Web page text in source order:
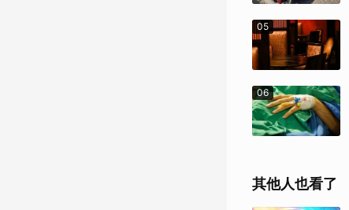
05
06
其他人也看了